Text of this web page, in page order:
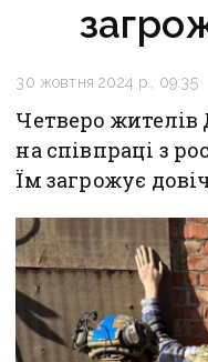
30 жовтня 2024 р., 09:35
Четверо
на співпраці з
Їм загрожує